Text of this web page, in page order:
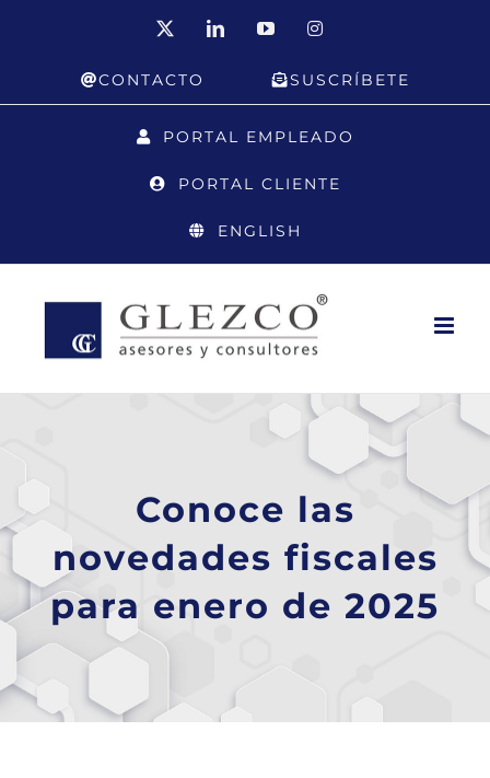
LinkedInYouTubeInstagram
CONTACTO SUSCRÍBETE
PORTAL EMPLEADO
PORTAL CLIENTE
ENGLISH
Conoce las
novedades fiscales
para enero de 2025